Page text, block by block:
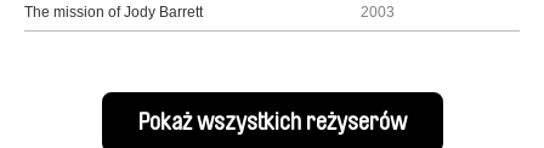
The mission of Jody Barrett 2003
Pokaż wszystkich reżyserów